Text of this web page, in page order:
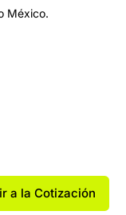
México.
a la Cotización